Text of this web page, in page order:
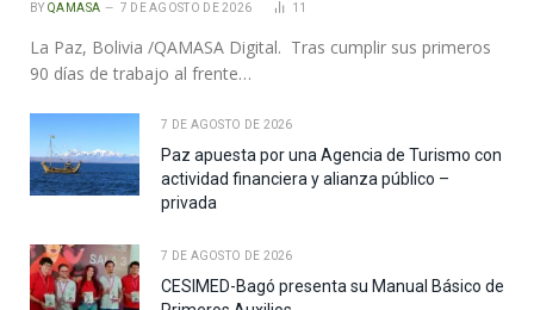
BY QAMASA 7 DE AGOSTO DE 2026 11
La Paz, Bolivia /QAMASA Digital. Tras cumplir sus primeros
90 días de trabajo al frente…
7 DE AGOSTO DE 2026
Paz apuesta por una Agencia de Turismo con
actividad financiera y alianza público –
privada
7 DE AGOSTO DE 2026
CESIMED-Bagó presenta su Manual Básico de